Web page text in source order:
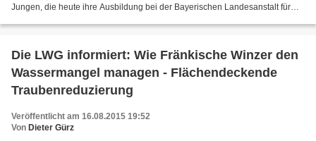
Jungen, die heute ihre Ausbildung bei der Bayerischen Landesanstalt für
Die LWG informiert: Wie Fränkische Winzer den
Wassermangel managen - Flächendeckende
Traubenreduzierung
Veröffentlicht am 16.08.2015 19:52
Von Dieter Gürz